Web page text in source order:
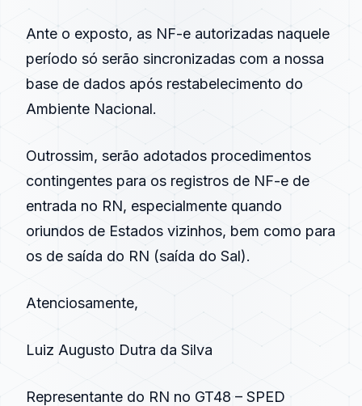
Ante o exposto, as NF-e autorizadas naquele
período só serão sincronizadas com a nossa
base de dados após restabelecimento do
Ambiente Nacional.
Outrossim, serão adotados procedimentos
contingentes para os registros de NF-e de
entrada no RN, especialmente quando
oriundos de Estados vizinhos, bem como para
os de saída do RN (saída do Sal).
Atenciosamente,
Luiz Augusto Dutra da Silva
Representante do RN no GT48 – SPED